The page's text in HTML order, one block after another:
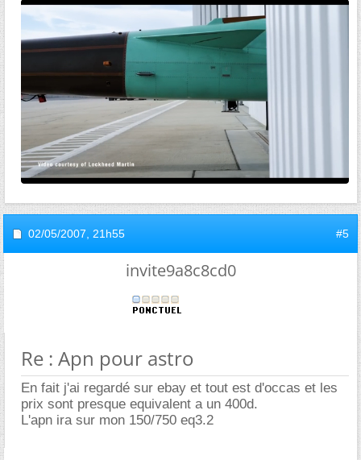
02/05/2007, 21h55 #5
invite9a8c8cd0
Re : Apn pour astro
En fait j'ai regardé sur ebay et tout est d'occas et les
prix sont presque equivalent a un 400d.
L'apn ira sur mon 150/750 eq3.2